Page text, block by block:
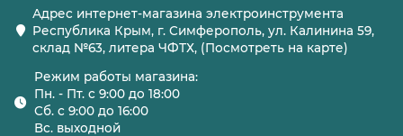
Адрес интернет-магазина электроинструмента
Республика Крым, г. Симферополь, ул. Калинина 59,
склад №63, литера ЧФТХ, (Посмотреть на карте)
Режим работы магазина:
Пн. - Пт. с 9:00 до 18:00
Сб. с 9:00 до 16:00
Вс. выходной